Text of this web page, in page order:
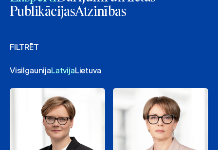
PublikācijasAtzinības
FILTRĒT
VisiIgaunijaLatvijaLietuva